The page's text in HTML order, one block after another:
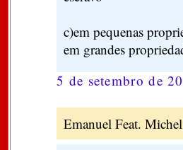
c)em pequenas
em grandes
5 de setembro de
Emanuel Feat.